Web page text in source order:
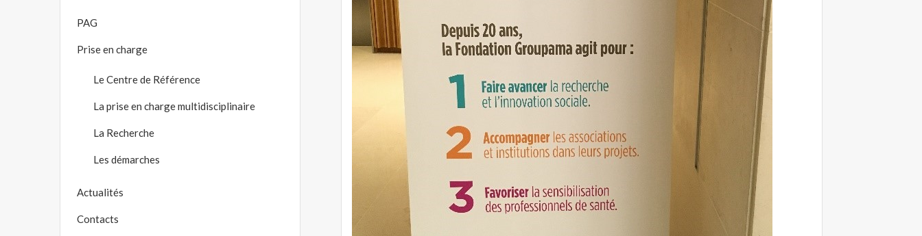
PAG
Prise en charge
Le Centre de Référence
La prise en charge multidisciplinaire
La Recherche
Les démarches
Actualités
Contacts